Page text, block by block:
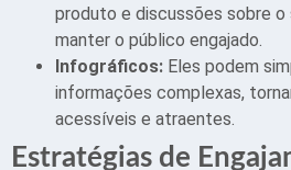
produto e discussões sobre
manter o público engajado.
Infográficos: Eles podem
informações complexas,
acessíveis e atraentes.
Estratégias de